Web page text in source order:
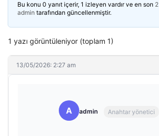
Bu konu 0 yanıt içerir, 1 izleyen vardır ve en son
admin tarafından güncellenmiştir.
1 yazı görüntüleniyor (toplam 1)
13/05/2026: 2:27 am
A admin Anahtar yönetici